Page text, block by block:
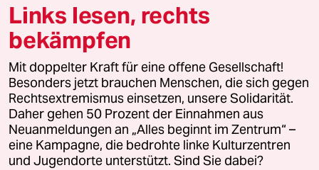
Verlag
Aktuelles
Hausblog
Die Seitenwende
Links lesen, rechts
bekämpfen
Mit doppelter Kraft für eine offene Gesellschaft!
Besonders jetzt brauchen Menschen, die sich gegen
Rechtsextremismus einsetzen, unsere Solidarität.
Daher gehen 50 Prozent der Einnahmen aus
Neuanmeldungen an „Alles beginnt im Zentrum“ –
eine Kampagne, die bedrohte linke Kulturzentren
und Jugendorte unterstützt. Sind Sie dabei?